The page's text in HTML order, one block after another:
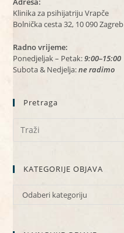
Klinika za psihijatriju Vrapče
Bolnička cesta 32, 10 090 Zagreb
Radno vrijeme:
Ponedjeljak – Petak:9:00–15:00
Subota & Nedjelja:ne radimo
Pretraga
KATEGORIJE OBJAVA
KATEGORIJE
Odaberi kategoriju